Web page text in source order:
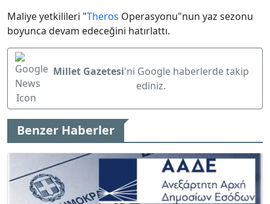
Maliye yetkilileri "Theros Operasyonu"nun yaz sezonu
boyunca devam edeceğini hatırlattı.
Millet Gazetesi'ni Google haberlerde takip
ediniz.
Benzer Haberler